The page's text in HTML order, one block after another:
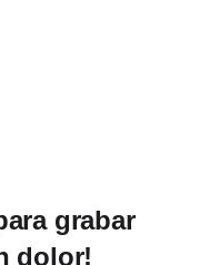
grabar
dolor!